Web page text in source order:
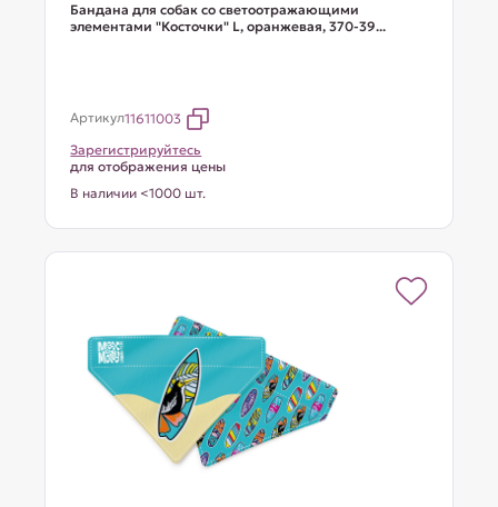
Бандана для собак со светоотражающими
элементами "Косточки" L, оранжевая, 370-39...
Артикул11611003
Зарегистрируйтесь
для отображения цены
В наличии <1000 шт.